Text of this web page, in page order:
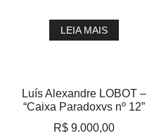
LEIA MAIS
Luís Alexandre LOBOT –
“Caixa Paradoxvs nº 12”
R$ 9.000,00